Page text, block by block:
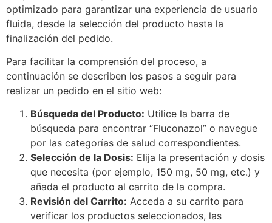
optimizado para garantizar una experiencia de usuario
fluida, desde la selección del producto hasta la
finalización del pedido.
Para facilitar la comprensión del proceso, a
continuación se describen los pasos a seguir para
realizar un pedido en el sitio web:
Búsqueda del Producto: Utilice la barra de
búsqueda para encontrar “Fluconazol” o navegue
por las categorías de salud correspondientes.
Selección de la Dosis: Elija la presentación y dosis
que necesita (por ejemplo, 150 mg, 50 mg, etc.) y
añada el producto al carrito de la compra.
Revisión del Carrito: Acceda a su carrito para
verificar los productos seleccionados, las